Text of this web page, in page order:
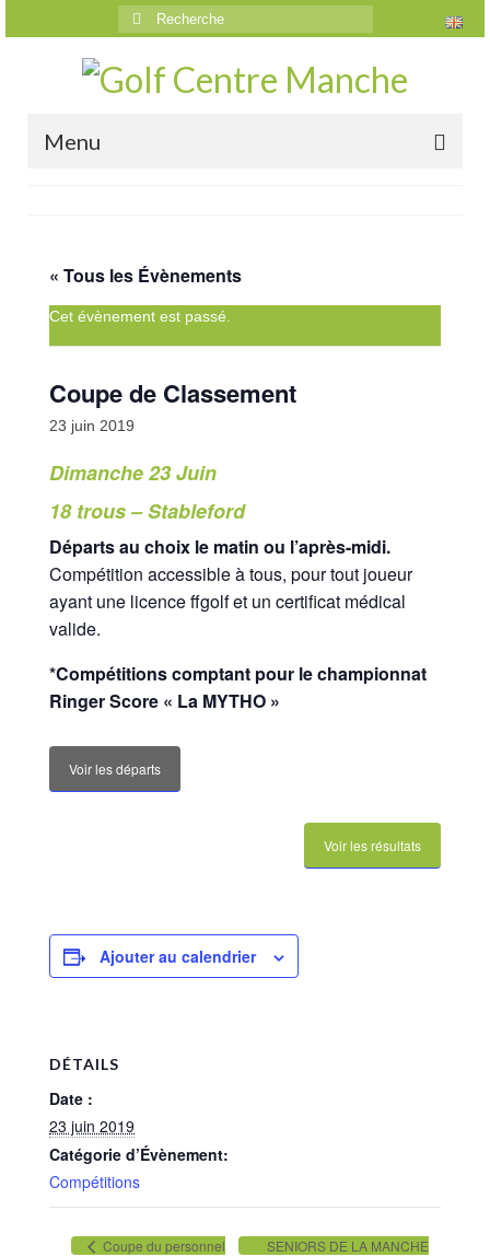
Rechercher
:
Menu
Vidéos trou par trou
Trou n°1
Trou n°2
Trou n°3
Trou n°4
Trou n°5
Trou n°7
Trou n°9
Actualités
Tarifs
Abonnements
Journée
« Tous les Évènements
Cet évènement est passé.
Coupe de Classement
23 juin 2019
Dimanche 23 Juin
18 trous – Stableford
Départs au choix le matin ou l’après-midi.
Compétition accessible à tous, pour tout joueur
ayant une licence ffgolf et un certificat médical
valide.
*Compétitions comptant pour le championnat
Ringer Score « La MYTHO »
Voir les départs
Voir les résultats
Ajouter au calendrier
DÉTAILS
Date :
23 juin 2019
Catégorie d’Évènement:
Compétitions
Coupe du personnel SENIORS DE LA MANCHE